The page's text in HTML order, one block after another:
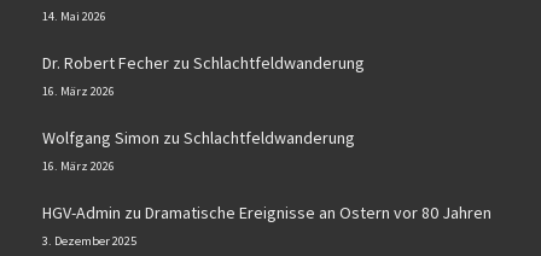
14. Mai 2026
Dr. Robert Fecher zu Schlachtfeldwanderung
16. März 2026
Wolfgang Simon zu Schlachtfeldwanderung
16. März 2026
HGV-Admin zu Dramatische Ereignisse an Ostern vor 80 Jahren
3. Dezember 2025